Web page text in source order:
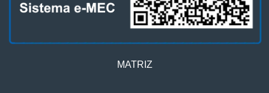
MATRIZ